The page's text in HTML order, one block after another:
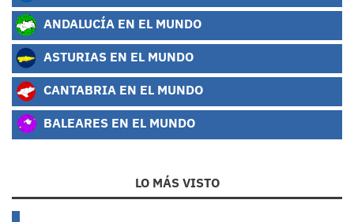
ANDALUCÍA EN EL MUNDO
ASTURIAS EN EL MUNDO
CANTABRIA EN EL MUNDO
BALEARES EN EL MUNDO
LO MÁS VISTO